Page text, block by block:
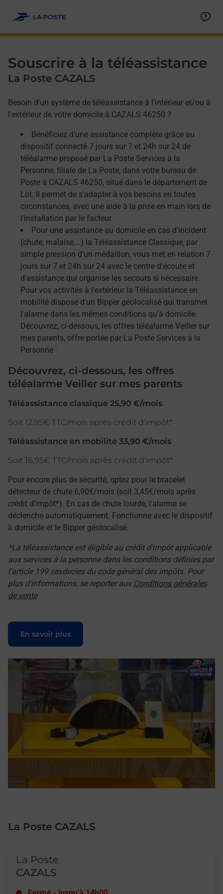
Souscrire à la téléassistance
La Poste CAZALS
Besoin d'un système de téléassistance à l'intérieur et/ou à
l'extérieur de votre domicile à CAZALS 46250 ?
Bénéficiez d'une assistance complète grâce au
dispositif connecté 7 jours sur 7 et 24h sur 24 de
téléalarme proposé par La Poste Services à la
Personne, filiale de La Poste, dans votre bureau de
Poste à CAZALS 46250, situé dans le département de
Lot. Il permet de s'adapter à vos besoins en toutes
circonstances, avec une aide à la prise en main lors de
l'installation par le facteur.
Pour une assistance au domicile en cas d'incident
(chute, malaise,…) la Téléassistance Classique, par
simple pression d'un médaillon, vous met en relation 7
jours sur 7 et 24h sur 24 avec le centre d'écoute et
d'assistance qui organise les secours si nécessaire.
Pour vos activités à l'extérieur la Téléassistance en
mobilité dispose d'un Bipper géolocalisé qui transmet
l'alarme dans les mêmes conditions qu'à domicile.
Découvrez, ci-dessous, les offres téléalarme Veiller sur
mes parents, offre portée par La Poste Services à la
Personne :
Découvrez, ci-dessous, les offres
téléalarme Veiller sur mes parents
Téléassistance classique 25,90 €/mois
Soit 12,95€ TTC/mois après crédit d'impôt*
Téléassistance en mobilité 33,90 €/mois
Soit 16,95€ TTC/mois après crédit d'impôt*
Pour encore plus de sécurité, optez pour le bracelet
détecteur de chute 6,90€/mois (soit 3,45€/mois après
crédit d'impôt*). En cas de chute lourde, l'alarme se
déclenche automatiquement. Fonctionne avec le dispositif
à domicile et le Bipper géolocalisé.
*La téléassistance est éligible au crédit d'impôt applicable
aux services à la personne dans les conditions définies par
l'article 199 sexdecies du code général des impôts. Pour
plus d'informations, se reporter aux Conditions générales
de vente.
En savoir plus
Le lien s'ouvre dans un nouvel onglet
La Poste CAZALS
La Poste
CAZALS